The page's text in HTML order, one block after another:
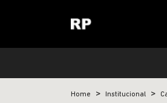
Home Institucional